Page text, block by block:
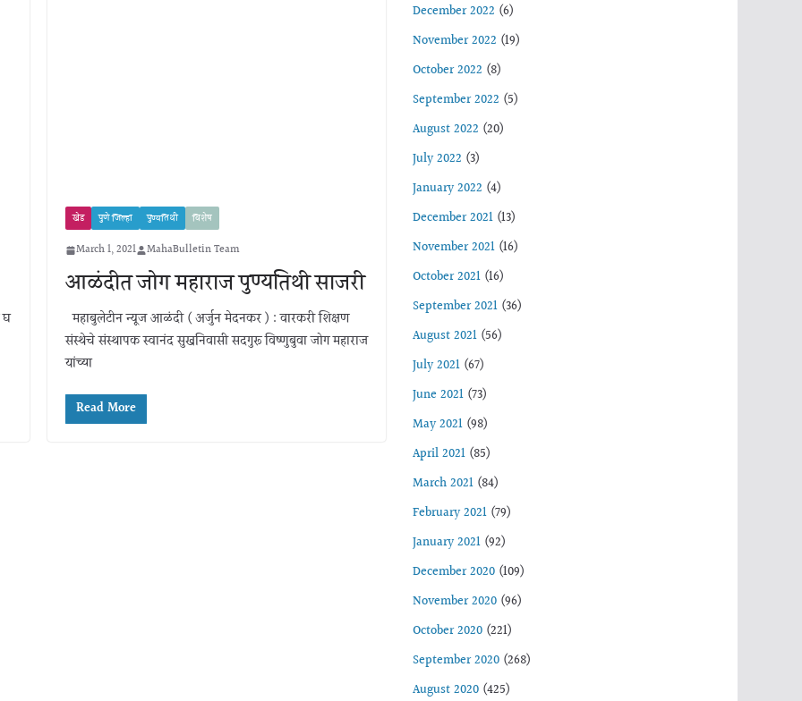
घ
खेड पुणे जिल्हा पुण्यतिथी विशेष
March 1, 2021 MahaBulletin Team
आळंदीत जोग महाराज पुण्यतिथी साजरी
महाबुलेटीन न्यूज आळंदी ( अर्जुन मेदनकर ) : वारकरी शिक्षण
संस्थेचे संस्थापक स्वानंद सुखनिवासी सदगुरू विष्णुबुवा जोग महाराज
यांच्या
Read More
December 2022 (6)
November 2022 (19)
October 2022 (8)
September 2022 (5)
August 2022 (20)
July 2022 (3)
January 2022 (4)
December 2021 (13)
November 2021 (16)
October 2021 (16)
September 2021 (36)
August 2021 (56)
July 2021 (67)
June 2021 (73)
May 2021 (98)
April 2021 (85)
March 2021 (84)
February 2021 (79)
January 2021 (92)
December 2020 (109)
November 2020 (96)
October 2020 (221)
September 2020 (268)
August 2020 (425)